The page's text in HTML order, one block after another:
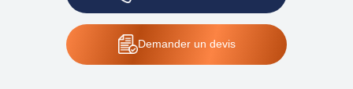
Demanderun devis